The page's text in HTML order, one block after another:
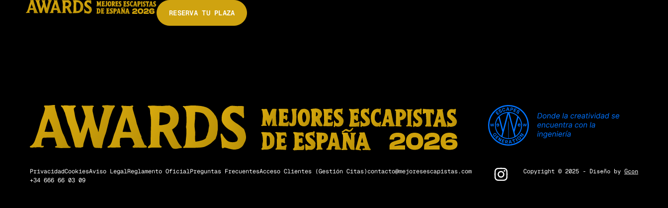
RESERVA TU PLAZA
Los Atendos
PrivacidadCookiesAviso LegalReglamento OficialPreguntas FrecuentesAcceso Clientes (Gestión Citas)contacto@mejoresescapistas.com
+34 666 66 03 09
Copyright © 2025 - Diseño by Gcon